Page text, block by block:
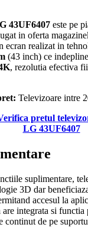
43UF6407 este pe
in oferta
ecran realizat in
(43 inch) ce
, rezolutia efectiva
Televizoare intre
pretul
LG 43UF6407
suplimentare,
3D dar
accesul la
are integrata si functia
continut de pe